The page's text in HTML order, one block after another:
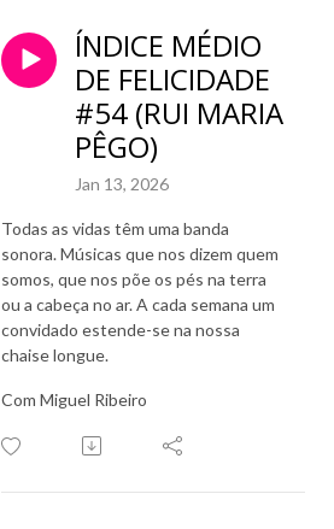
ÍNDICE MÉDIO
DE FELICIDADE
#54 (RUI MARIA
PÊGO)
Jan 13, 2026
Todas as vidas têm uma banda
sonora. Músicas que nos dizem quem
somos, que nos põe os pés na terra
ou a cabeça no ar. A cada semana um
convidado estende-se na nossa
chaise longue.
Com Miguel Ribeiro